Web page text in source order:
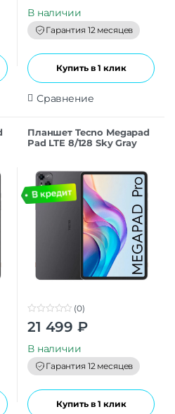
t
o
f
5
В наличии
Гарантия 12 месяцев
Купить в 1 клик
Сравнение
Планшет Tecno Megapad
Pad LTE 8/128 Sky Gray
0
o
t
o
f
5
(0)
21 499 ₽
В наличии
Гарантия 12 месяцев
Купить в 1 клик